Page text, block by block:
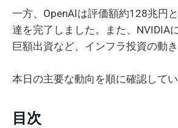
一方、OpenAIは評価額約128兆円
達を完了しました。また、NVIDIA
巨額出資など、インフラ投資の動き
本日の主要な動向を順に確認してい
目次